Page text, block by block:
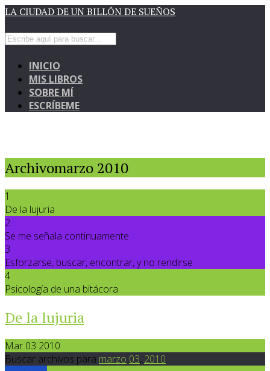
LA CIUDAD DE UN BILLÓN DE SUEÑOS
INICIO
MIS LIBROS
SOBRE MÍ
ESCRÍBEME
Archivomarzo 2010
1
De la lujuria
2
Se me señala continuamente
3
Esforzarse, buscar, encontrar, y no rendirse
4
Psicología de una bitácora
De la lujuria
Mar 03 2010
Buscar archivos para marzo 03, 2010